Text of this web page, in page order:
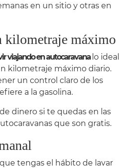
en un sitio y otras en
kilometraje máximo
viajando en autocaravana lo ideal
kilometraje máximo diario.
un control claro de los
a la gasolina.
dinero si te quedas en las
que son gratis.
tengas el hábito de lavar